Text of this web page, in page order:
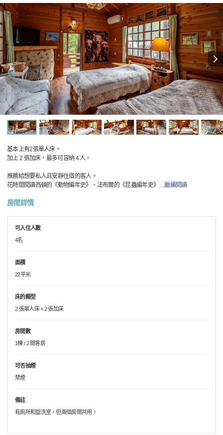
基本上有2張單人床。
加上 2 張加床，最多可容納 4 人。
推薦給想要私人且安靜住宿的客人。
花時間閱讀西頓的《動物編年史》、法布爾的《昆蟲編年史》 …繼續閱讀
房間詳情
可入住人數
4名
面積
22平米
床的類型
2 張單人床 + 2 張加床
房間數
1棟 / 2 間客房
可否抽煙
禁煙
備註
有廁所和盥洗室，但兩個房間共用。